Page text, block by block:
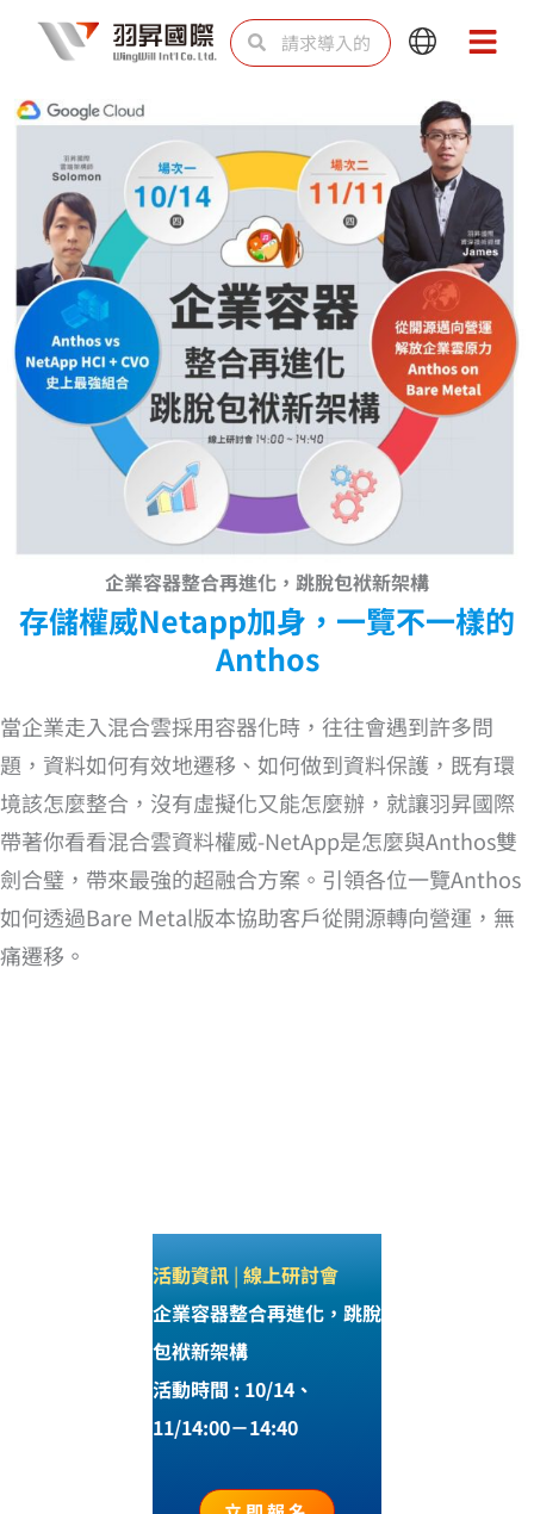
容
SearchSearch
Main
Main
企業容器整合再進化，跳脫包袱新架構
存儲權威Netapp加身，一覽不一樣的
Anthos
當企業走入混合雲採用容器化時，往往會遇到許多問
題，資料如何有效地遷移、如何做到資料保護，既有環
境該怎麼整合，沒有虛擬化又能怎麼辦，就讓羽昇國際
帶著你看看混合雲資料權威-NetApp是怎麼與Anthos雙
劍合璧，帶來最強的超融合方案。引領各位一覽Anthos
如何透過Bare Metal版本協助客戶從開源轉向營運，無
痛遷移。
活動資訊 | 線上研討會
企業容器整合再進化，跳脫
包袱新架構
活動時間 : 10/14、
11/14:00－14:40